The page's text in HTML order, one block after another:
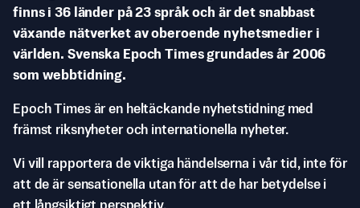
finns i 36 länder på 23 språk och är det snabbast
växande nätverket av oberoende nyhetsmedier i
världen. Svenska Epoch Times grundades år 2006
som webbtidning.
Epoch Times är en heltäckande nyhetstidning med
främst riksnyheter och internationella nyheter.
Vi vill rapportera de viktiga händelserna i vår tid, inte för
att de är sensationella utan för att de har betydelse i